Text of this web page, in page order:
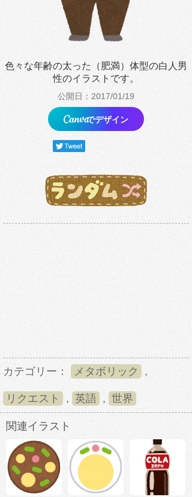
色々な年齢の太った（肥満）体型の白人男
性のイラストです。
公開日：2017/01/19
でデザイン
カテゴリー： メタボリック ,
リクエスト , 英語 , 世界
関連イラスト